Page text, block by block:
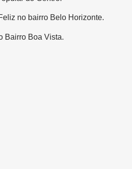
no bairro Belo Horizonte.
Bairro Boa Vista.